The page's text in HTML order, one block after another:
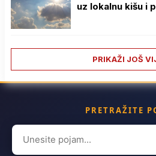
uz lokalnu kišu i
PRIKAŽI JOŠ
PRETRAŽITE
Search
for: